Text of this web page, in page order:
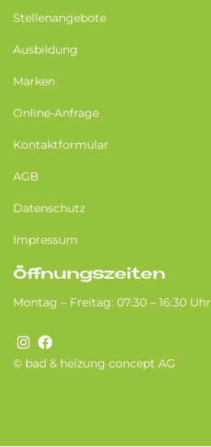
© bad & heizung concept AG
Stellenangebote
Ausbildung
Marken
Online-Anfrage
Kontaktformular
AGB
Datenschutz
Impressum
Öffnungszeiten
Montag – Freitag: 07:30 – 16:30 Uhr